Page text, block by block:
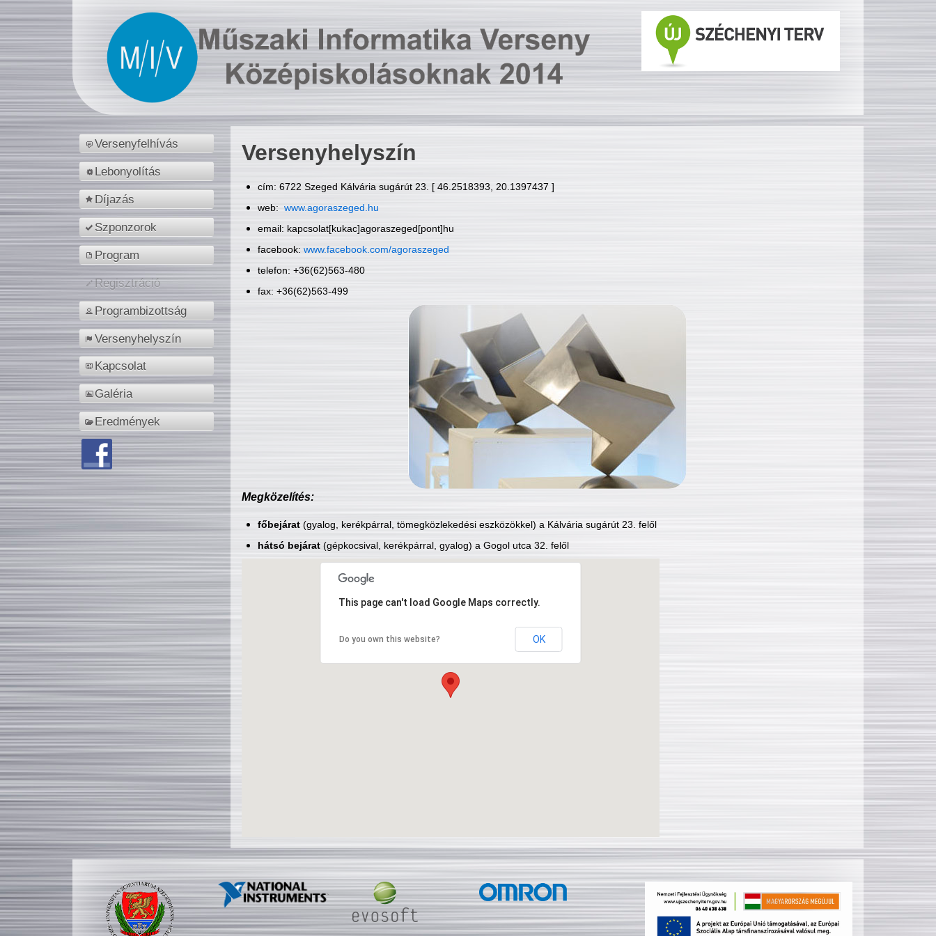
Versenyfelhívás
Lebonyolítás
Díjazás
Szponzorok
Program
Regisztráció
Programbizottság
Versenyhelyszín
Kapcsolat
Galéria
Eredmények
Versenyhelyszín
cím: 6722 Szeged Kálvária sugárút 23. [ 46.2518393, 20.1397437 ]
web: www.agoraszeged.hu
email: kapcsolat[kukac]agoraszeged[pont]hu
facebook: www.facebook.com/agoraszeged
telefon: +36(62)563-480
fax: +36(62)563-499
Megközelítés:
főbejárat(gyalog, kerékpárral, tömegközlekedési eszközökkel) a Kálvária sugárút 23. felől
hátsó bejárat(gépkocsival, kerékpárral, gyalog) a Gogol utca 32. felől
This page can't load Google Maps correctly.
Do you own this website? OK